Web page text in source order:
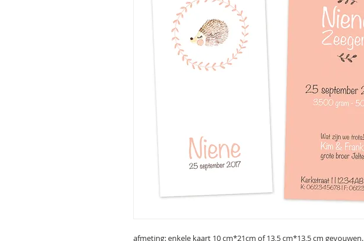
afmeting: enkele kaart 10 cm*21cm of 13,5 cm*13,5 cm gevouwen.